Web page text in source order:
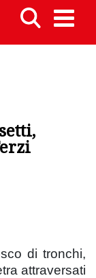
di tronchi,
attraversati